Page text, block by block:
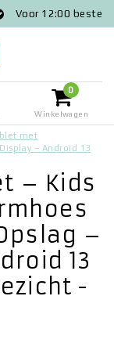
= zelfde dag
0
Winkelwagen
met
– Android 13
– Kids
–
13
-